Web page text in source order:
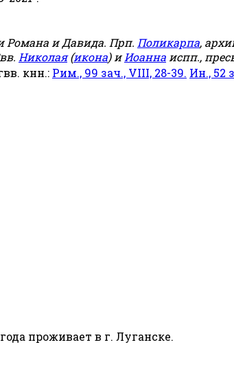
Романа и Давида. Прп. Поликарпа,
Николая(икона) иИоанна испп.,
кнн.: Рим., 99 зач., VIII, 28-39. Ин., 52
проживает в г. Луганске.